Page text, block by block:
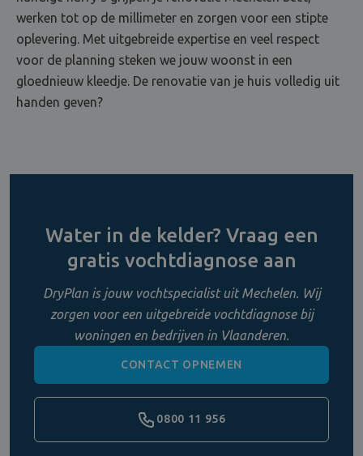
werken tot op de millimeter en zorgen voor een stipte
oplevering. Met uitgebreide expertise en veel respect
voor de planning steken we jouw woonst in een
gloednieuw kleedje. De renovatie van je huis volledig uit
handen geven?
Water in de kelder? Vraag een
gratis vochtdiagnose aan
DryPlan is jouw vochtspecialist uit Mechelen. Wij
zorgen voor een uitgebreide vochtdiagnose bij
woningen en bedrijven in Vlaanderen.
CONTACT OPNEMEN
0800 11 956